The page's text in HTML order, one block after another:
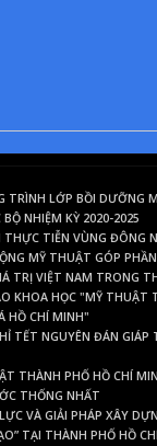
TRÌNH LỚP BỒI DƯỠNG
BỘ NHIỆM KỲ 2020-2025
THỰC TIỄN VÙNG ĐÔNG
MỸ THUẬT GÓP
TRỊ VIỆT NAM TRONG
KHOA HỌC "MỸ THUẬT
HỒ CHÍ MINH"
TẾT NGUYÊN ĐÁN GIÁP
THÀNH PHỐ HỒ CHÍ
THỐNG NHẤT
VÀ GIẢI PHÁP XÂY
TẠI THÀNH PHỐ HỒ